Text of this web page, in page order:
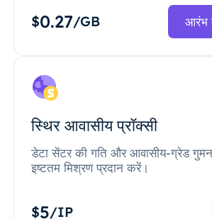
$0.27/GB आरंभ
स्थिर आवासीय प्रॉक्सी
डेटा सेंटर की गति और आवासीय-ग्रेड
इष्टतम मिश्रण प्रदान करें।
$5/IP